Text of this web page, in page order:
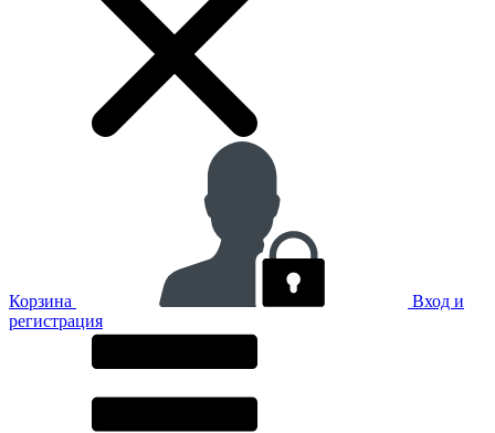
Корзина
Вход и
регистрация